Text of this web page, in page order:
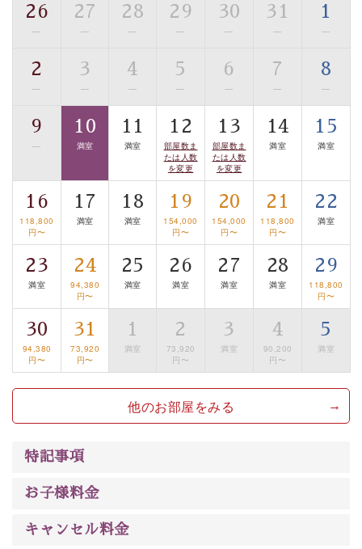
温泉の成分に合わせ、防菌防カビの特殊素材の畳を使
す。
ご了承のほどお願いいたします。
■貸切温泉風呂 （40分2000円）
眺望はございませんが、源泉掛け流しの温泉の質を楽し
む貸切温泉風呂です。ゆったりといやされるプライベー
トな空間をお愉しみください。
【旅】
■諏訪大社4社を巡る無料参拝バス
豊富な知識を持ったドライバー兼ガイドが諏訪大社をご
案内します。事前ご予約制ですので、ご利用ご希望の方
は【3日前まで】にお電話ください。
※交通規制などにより運行できない日がございます
※年末年始及び御柱祭前後は運行しておりません
以上がプラン内容です。
で心癒されます。 清らかな源泉、自然の恵みあるお食
いただける、美しく癒される宿で贅沢に幸せのときを安
26
—
27
—
28
—
29
—
30
—
31
—
1
—
2
—
3
—
4
—
5
—
6
—
7
—
8
—
9
—
10
満室
11
満室
12
部屋数ま
たは人数
を変更
13
部屋数ま
たは人数
を変更
14
満室
15
満室
16
118,800
円〜
17
満室
18
満室
19
154,000
円〜
20
154,000
円〜
21
118,800
円〜
22
満室
23
満室
24
94,380
円〜
25
満室
26
満室
27
満室
28
満室
29
118,800
円〜
30
94,380
円〜
31
73,920
円〜
1
満室
2
73,920
円〜
3
満室
4
90,200
円〜
5
満室
他のお部屋をみる
特記事項
お子様料金
キャンセル料金